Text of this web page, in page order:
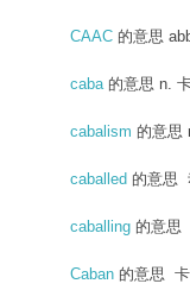
CAAC 的意思
caba 的意思 n.
cabalism 的意思
caballed 的意思
caballing 的意思
Caban 的意思